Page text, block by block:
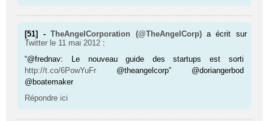
[51] -TheAngelCorporation (@TheAngelCorp) a écrit sur
Twitter le 11 mai 2012 :
“@frednav: Le nouveau guide des startups est sorti
http://t.co/6PowYuFr @theangelcorp” @doriangerbod
@boatemaker
Répondre ici